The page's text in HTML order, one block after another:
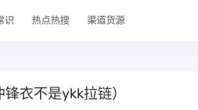
识 热点热搜 渠道货源
衣不是ykk拉链）